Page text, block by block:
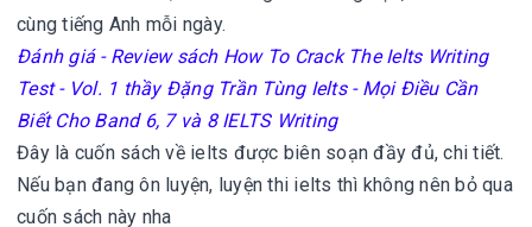
cùng tiếng Anh mỗi ngày.
Đánh giá - Review sách How To Crack The Ielts Writing
Test - Vol. 1 thầy Đặng Trần Tùng Ielts - Mọi Điều Cần
Biết Cho Band 6, 7 và 8 IELTS Writing
Đây là cuốn sách về ielts được biên soạn đầy đủ, chi tiết.
Nếu bạn đang ôn luyện, luyện thi ielts thì không nên bỏ qua
cuốn sách này nha